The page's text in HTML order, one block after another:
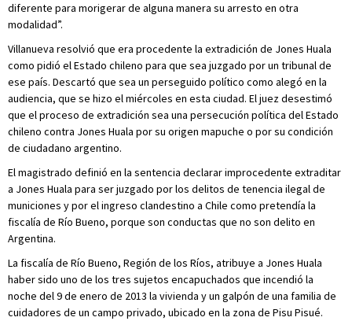
diferente para morigerar de alguna manera su arresto en otra
modalidad”.
Villanueva resolvió que era procedente la extradición de Jones Huala
como pidió el Estado chileno para que sea juzgado por un tribunal de
ese país. Descartó que sea un perseguido político como alegó en la
audiencia, que se hizo el miércoles en esta ciudad. El juez desestimó
que el proceso de extradición sea una persecución política del Estado
chileno contra Jones Huala por su origen mapuche o por su condición
de ciudadano argentino.
El magistrado definió en la sentencia declarar improcedente extraditar
a Jones Huala para ser juzgado por los delitos de tenencia ilegal de
municiones y por el ingreso clandestino a Chile como pretendía la
fiscalía de Río Bueno, porque son conductas que no son delito en
Argentina.
La fiscalía de Río Bueno, Región de los Ríos, atribuye a Jones Huala
haber sido uno de los tres sujetos encapuchados que incendió la
noche del 9 de enero de 2013 la vivienda y un galpón de una familia de
cuidadores de un campo privado, ubicado en la zona de Pisu Pisué.